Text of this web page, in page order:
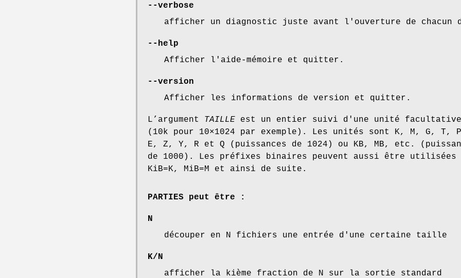
--verbose
afficher un diagnostic juste avant l'ouverture de
--help
Afficher l'aide-mémoire et quitter.
--version
Afficher les informations de version et quitter.
L’argument TAILLE est un entier suivi d'une unité facultative
(10k pour 10×1024 par exemple). Les unités sont K, M, G, T,
E, Z, Y, R et Q (puissances de 1024) ou KB, MB, etc.
de 1000). Les préfixes binaires peuvent aussi être
KiB=K, MiB=M et ainsi de suite.
PARTIES peut être :
N
découper en N fichiers une entrée d'une certaine taille
K/N
afficher la kième fraction de N sur la sortie standard